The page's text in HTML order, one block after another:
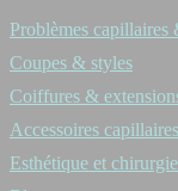
Problèmes capillaires
Coupes & styles
Coiffures &
Accessoires capillaires
Esthétique et chirurgie